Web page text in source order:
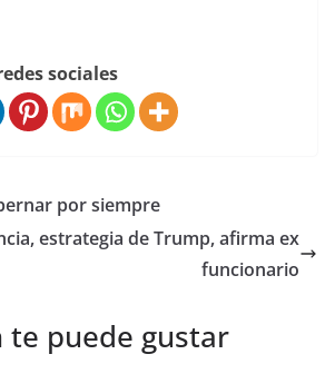
sociales
por siempre
estrategia de Trump, afirma ex
funcionario
te puede gustar